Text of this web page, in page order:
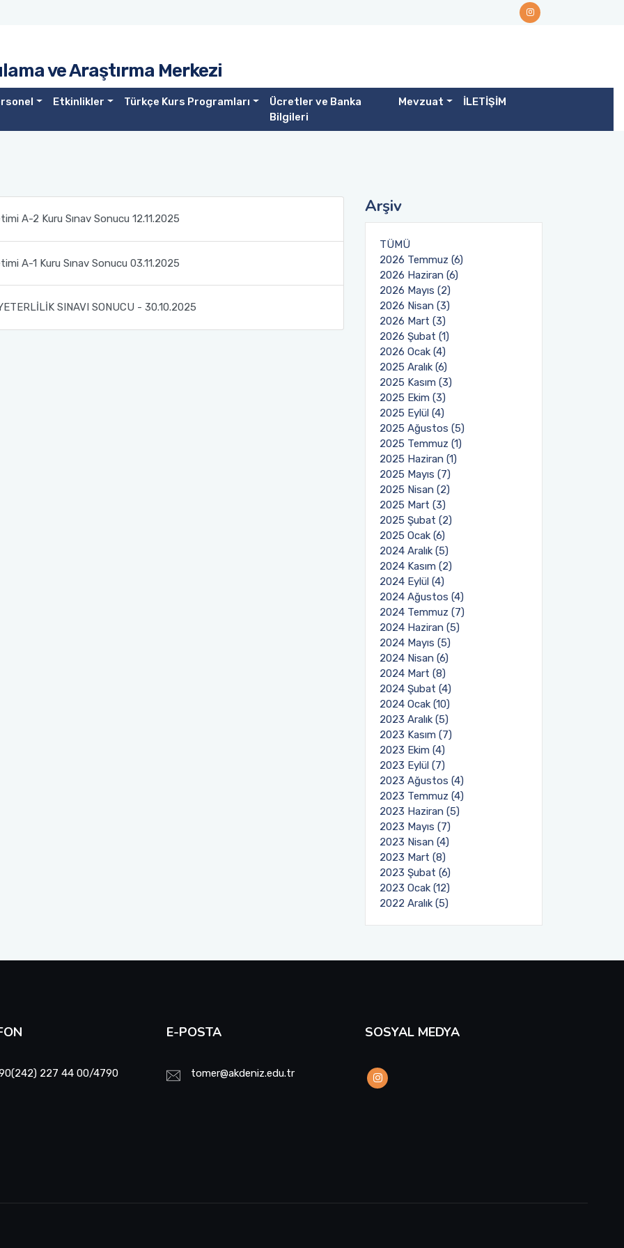
ve Araştırma Merkezi
Etkinlikler Türkçe Kurs Programları
Ücretler ve Banka
Bilgileri
Mevzuat İLETİŞİM
A-2 Kuru Sınav Sonucu 12.11.2025
A-1 Kuru Sınav Sonucu 03.11.2025
SINAVI SONUCU - 30.10.2025
Arşiv
TÜMÜ
2026 Temmuz (6)
2026 Haziran (6)
2026 Mayıs (2)
2026 Nisan (3)
2026 Mart (3)
2026 Şubat (1)
2026 Ocak (4)
2025 Aralık (6)
2025 Kasım (3)
2025 Ekim (3)
2025 Eylül (4)
2025 Ağustos (5)
2025 Temmuz (1)
2025 Haziran (1)
2025 Mayıs (7)
2025 Nisan (2)
2025 Mart (3)
2025 Şubat (2)
2025 Ocak (6)
2024 Aralık (5)
2024 Kasım (2)
2024 Eylül (4)
2024 Ağustos (4)
2024 Temmuz (7)
2024 Haziran (5)
2024 Mayıs (5)
2024 Nisan (6)
2024 Mart (8)
2024 Şubat (4)
2024 Ocak (10)
2023 Aralık (5)
2023 Kasım (7)
2023 Ekim (4)
2023 Eylül (7)
2023 Ağustos (4)
2023 Temmuz (4)
2023 Haziran (5)
2023 Mayıs (7)
2023 Nisan (4)
2023 Mart (8)
2023 Şubat (6)
2023 Ocak (12)
2022 Aralık (5)
227 44 00/4790
E-POSTA
tomer@akdeniz.edu.tr
SOSYAL MEDYA